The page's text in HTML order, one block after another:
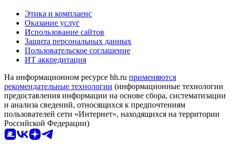
Этика и комплаенс
Оказание услуг
Использование сайтов
Защита персональных данных
Пользовательское соглашение
ИТ аккредитация
На информационном ресурсе hh.ru применяются
рекомендательные технологии (информационные технологии
предоставления информации на основе сбора, систематизации
и анализа сведений, относящихся к предпочтениям
пользователей сети «Интернет», находящихся на территории
Российской Федерации)